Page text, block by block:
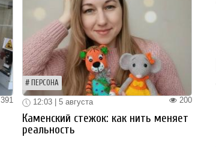
391
ПЕРСОНА
200
12:03 | 5 августа
Каменский стежок: как нить меняет
реальность